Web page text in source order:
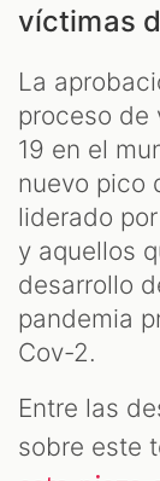
víctimas
La
proceso de
19 en el
nuevo pico
liderado
y aquellos
desarrollo
pandemia
Cov-2.
Entre las
sobre este